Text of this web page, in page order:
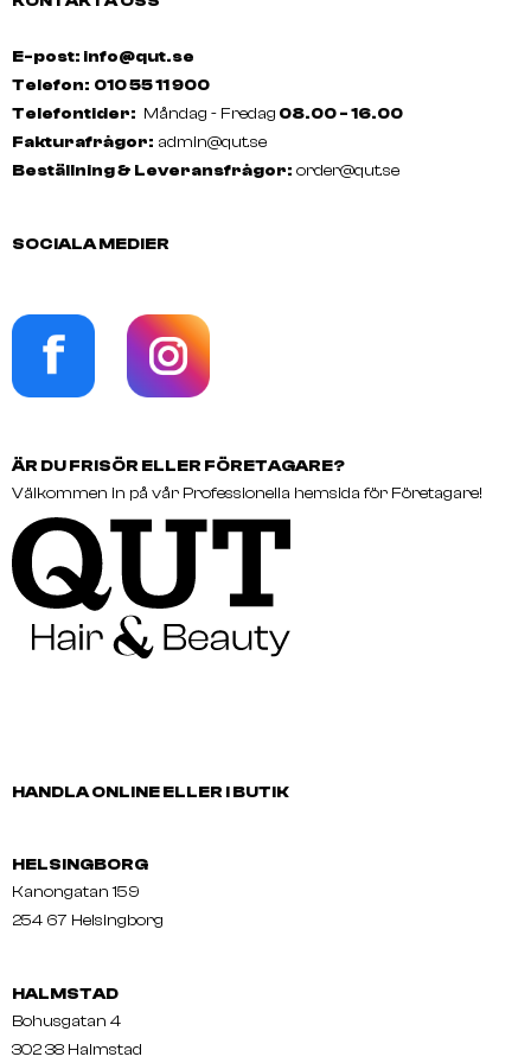
E-post: info@qut.se
Telefon: 010 55 11 900
Telefontider: Måndag - Fredag 08.00 - 16.00
Fakturafrågor: admin@qut.se
Beställning & Leveransfrågor: order@qut.se
SOCIALA MEDIER
ÄR DU FRISÖR ELLER FÖRETAGARE?
Välkommen in på vår Professionella hemsida för Företagare!
HANDLA ONLINE ELLER I BUTIK
HELSINGBORG
Kanongatan 159
254 67 Helsingborg
HALMSTAD
Bohusgatan 4
302 38 Halmstad